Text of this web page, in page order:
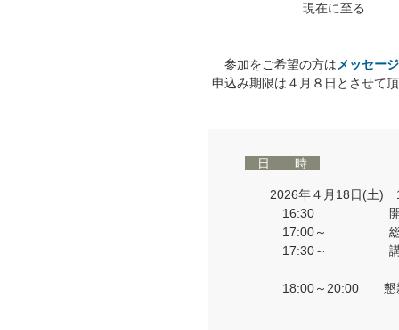
現在に至る
参加をご希望の方は メッセー
申込み期限は４月８日とさせて
日 時
2026年４月18日(土)
16:30 開
17:00～ 総会 （
17:30～ 講演 豊
18:00～20:00 懇